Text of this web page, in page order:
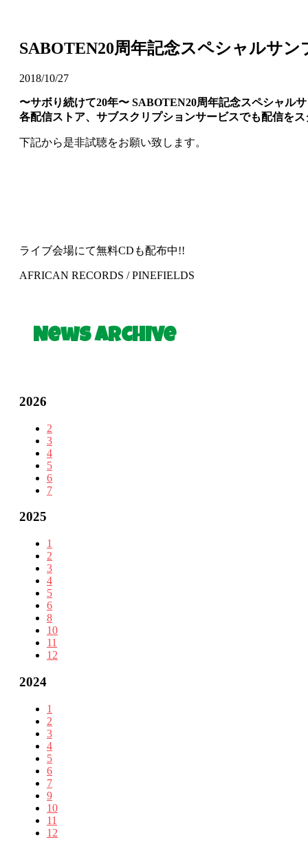
SABOTEN20周年記念スペシャルサ
2018/10/27
〜サボり続けて20年〜 SABOTEN20周年記念スペシャル
各配信ストア、サブスクリプションサービスでも配信を
下記から是非試聴をお願い致します。
ライブ会場にて無料CDも配布中!!
AFRICAN RECORDS / PINEFIELDS
News Archive
2026
2
3
4
5
6
7
2025
1
2
3
4
5
6
8
10
11
12
2024
1
2
3
4
5
6
7
9
10
11
12